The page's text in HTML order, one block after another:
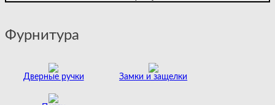
Фурнитура
Дверные ручки Замки и защелки